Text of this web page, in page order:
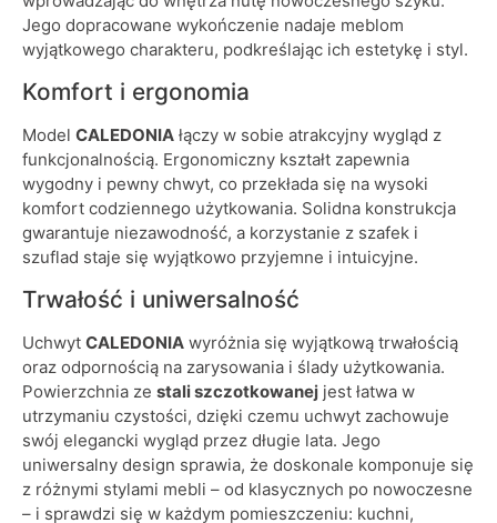
Jego dopracowane wykończenie nadaje meblom
wyjątkowego charakteru, podkreślając ich estetykę i styl.
Komfort i ergonomia
Model CALEDONIA łączy w sobie atrakcyjny wygląd z
funkcjonalnością. Ergonomiczny kształt zapewnia
wygodny i pewny chwyt, co przekłada się na wysoki
komfort codziennego użytkowania. Solidna konstrukcja
gwarantuje niezawodność, a korzystanie z szafek i
szuflad staje się wyjątkowo przyjemne i intuicyjne.
Trwałość i uniwersalność
Uchwyt CALEDONIA wyróżnia się wyjątkową trwałością
oraz odpornością na zarysowania i ślady użytkowania.
Powierzchnia ze stali szczotkowanej jest łatwa w
utrzymaniu czystości, dzięki czemu uchwyt zachowuje
swój elegancki wygląd przez długie lata. Jego
uniwersalny design sprawia, że doskonale komponuje się
z różnymi stylami mebli – od klasycznych po nowoczesne
– i sprawdzi się w każdym pomieszczeniu: kuchni,